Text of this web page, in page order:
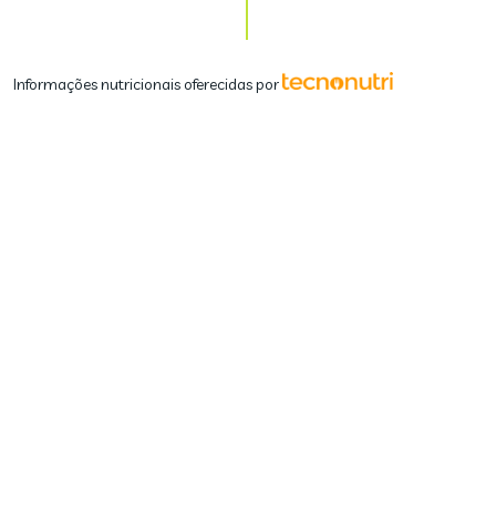
Informações nutricionais oferecidas por